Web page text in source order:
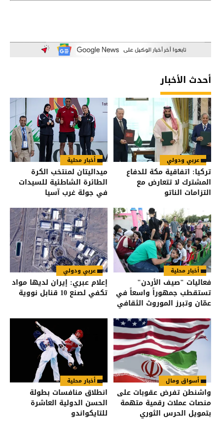
أحدث الأخبار
عربي ودولي
تركيا: اتفاقية مكة للدفاع
المشترك لا تتعارض مع
التزامات الناتو
أخبار محلية
ميداليتان لمنتخب الكرة
الطائرة الشاطئية للسيدات
في جولة غرب آسيا
أخبار محلية
فعاليات "صيف الأردن"
تستقطب جمهوراً واسعاً في
عمّان وتبرز الموروث الثقافي
عربي ودولي
إعلام عبري: إيران لديها مواد
تكفي لصنع 10 قنابل نووية
أسواق ومال
واشنطن تفرض عقوبات على
منصات عملات رقمية متهمة
بتمويل الحرس الثوري
أخبار محلية
انطلاق منافسات بطولة
الحسن الدولية العاشرة
للتايكواندو